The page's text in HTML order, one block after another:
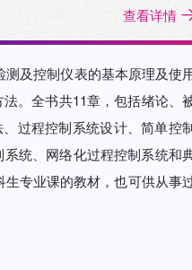
查看详情
及控制仪表的基本原理及使
。全书共11章，包括绪论、
过程控制系统设计、简单控
统、网络化过程控制系统和
专业课的教材，也可供从事